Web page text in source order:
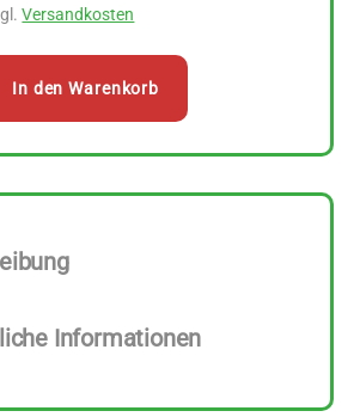
Versandkosten
In den Warenkorb
Informationen